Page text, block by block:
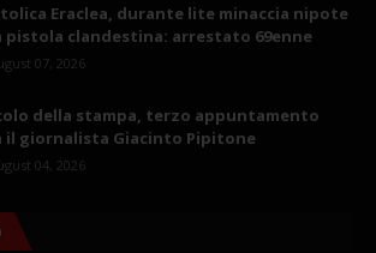
Eraclea, durante lite minaccia nipote
pistola clandestina: arrestato 69enne
07, 2026
della stampa, terzo appuntamento
il giornalista Giacinto Pipitone
04, 2026